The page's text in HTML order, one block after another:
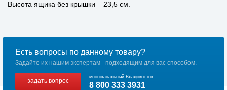
Высота ящика без крышки – 23,5 см.
Есть вопросы по данному товару?
Задайте их нашим экспертам - подходящим для вас способом.
задать вопрос
многоканальный Владивосток
8 800 333 3931